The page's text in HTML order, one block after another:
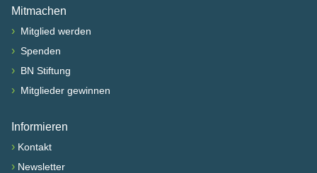
Mitmachen
› Mitglied werden
› Spenden
› BN Stiftung
› Mitglieder gewinnen
Informieren
› Kontakt
› Newsletter